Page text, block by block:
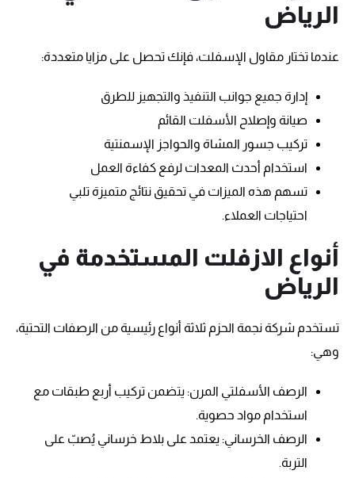
الرياض
عندما تختار مقاول الإسفلت، فإنك تحصل على مزايا متعددة:
إدارة جميع جوانب التنفيذ والتجهيز للطرق
صيانة وإصلاح الأسفلت القائم
تركيب جسور المشاة والحواجز الإسمنتية
استخدام أحدث المعدات لرفع كفاءة العمل
تسهم هذه الميزات في تحقيق نتائج متميزة تلبي
احتياجات العملاء.
أنواع الازفلت المستخدمة في
الرياض
تستخدم شركة نجمة الحزم ثلاثة أنواع رئيسية من الرصفات التحتية،
وهي:
الرصف الأسفلتي المرن: يتضمن تركيب أربع طبقات مع
استخدام مواد حصوية.
الرصف الخرساني: يعتمد على بلاط خرساني يُصبّ على
التربة.